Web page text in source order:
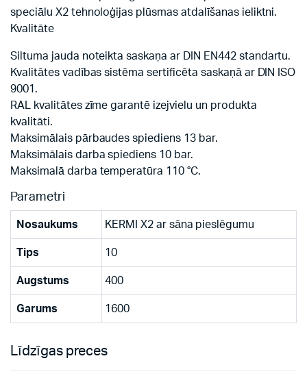
speciālu X2 tehnoloģijas plūsmas atdalīšanas ieliktni.
Kvalitāte
Siltuma jauda noteikta saskaņa ar DIN EN442 standartu.
Kvalitātes vadības sistēma sertificēta saskaņā ar DIN ISO
9001.
RAL kvalitātes zīme garantē izejvielu un produkta
kvalitāti.
Maksimālais pārbaudes spiediens 13 bar.
Maksimālais darba spiediens 10 bar.
Maksimalā darba temperatūra 110 °C.
Parametri
Nosaukums KERMI X2 ar sāna pieslēgumu
Tips 10
Augstums 400
Garums 1600
Līdzīgas preces